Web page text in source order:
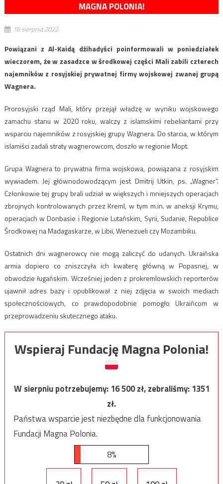
MAGNA POLONIA!
16 sierpnia 2022
Powiązani z Al-Kaidą dżihadyści poinformowali w poniedziałek
wieczorem, że w zasadzce w środkowej części Mali zabili czterech
najemników z rosyjskiej prywatnej firmy wojskowej zwanej grupą
Wagnera.
Prorosyjski rząd Mali, który przejął władzę w wyniku wojskowego
zamachu stanu w 2020 roku, walczy z islamskimi rebeliantami przy
wsparciu najemników z rosyjskiej grupy Wagnera. Do starcia, w którym
islamiści zadali straty wagnerowcom, doszło w regionie Mopt.
Grupa Wagnera to prywatna firma wojskowa, powiązana z rosyjskim
wywiadem. Jej głównodowodzącym jest Dmitrij Utkin, ps. „Wagner”.
Członkowie tej grupy brali udział w większych i mniejszych operacjach
zbrojnych kontrolowanych przez Kreml, w tym m.in. w aneksji Krymu,
operacjach w Donbasie i Regionie Lutańskim, Syrii, Sudanie, Republice
Środkowej na Madagaskarze, w Libii, Wenezueli czy Mozambiku.
Ostatnich dni wagnerowcy nie mogą zaliczyć do udanych. Ukraińska
armia dopiero co zniszczyła ich kwaterę główną w Popasnej, w
obwodzie ługańskim. Wcześniej jeden z prokremlowskich reporterów
ujawnił adres bazy i opublikował z niej zdjęcia w swoich mediach
społecznościowych, co prawdopodobnie pomogło Ukraińcom w
przeprowadzeniu skutecznego ataku.
Wspieraj Fundację Magna Polonia!
W sierpniu potrzebujemy:16 500zł, zebraliśmy:1351
zł.
Państwa wsparcie jest niezbędne dla funkcjonowania
Fundacji Magna Polonia.
8%